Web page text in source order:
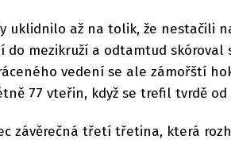
uklidnilo až na tolik, že nestačili
do mezikruží a odtamtud skóroval
vedení se ale zámořští
77 vteřin, když se trefil tvrdě od
závěrečná třetí třetina, která